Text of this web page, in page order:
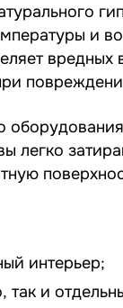
и
вредных
легко
интерьер;
так и